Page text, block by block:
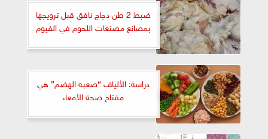
ضبط 2 طن دجاج نافق قبل ترويجها
بمصانع مصنعات اللحوم في الفيوم
دراسة: الألياف “صعبة الهضم” هي
مفتاح صحة الأمعاء